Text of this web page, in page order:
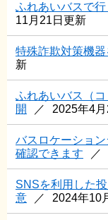
ふれあいバスで
11月21日更新
特殊詐欺対策機
新
ふれあいバス（
開
2025年4
バスロケーショ
確認できます
SNSを利用した
意
2024年10